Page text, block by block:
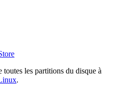
les partitions du disque à
.